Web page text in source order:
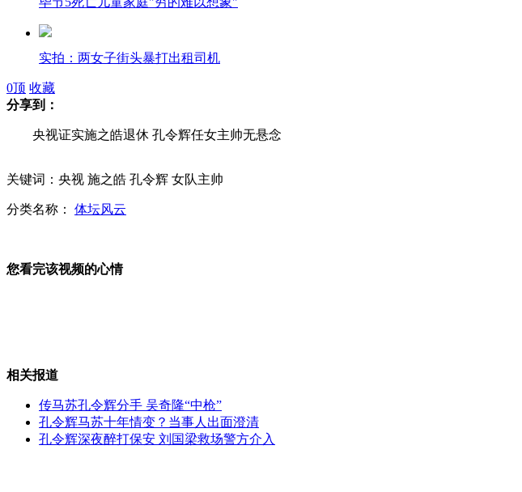
实拍：两女子街头暴打出租司机
实拍河南获嘉交警疯狂拦车收费
广州车展开幕 超跑品牌携车参展
0顶 收藏
分享到：
央视证实施之皓退休 孔令辉任女主帅无悬念
关键词：央视 施之皓 孔令辉 女队主帅
分类名称： 体坛风云
您看完该视频的心情
相关报道
传马苏孔令辉分手 吴奇隆“中枪”
孔令辉马苏十年情变？当事人出面澄清
孔令辉深夜醉打保安 刘国梁救场警方介入